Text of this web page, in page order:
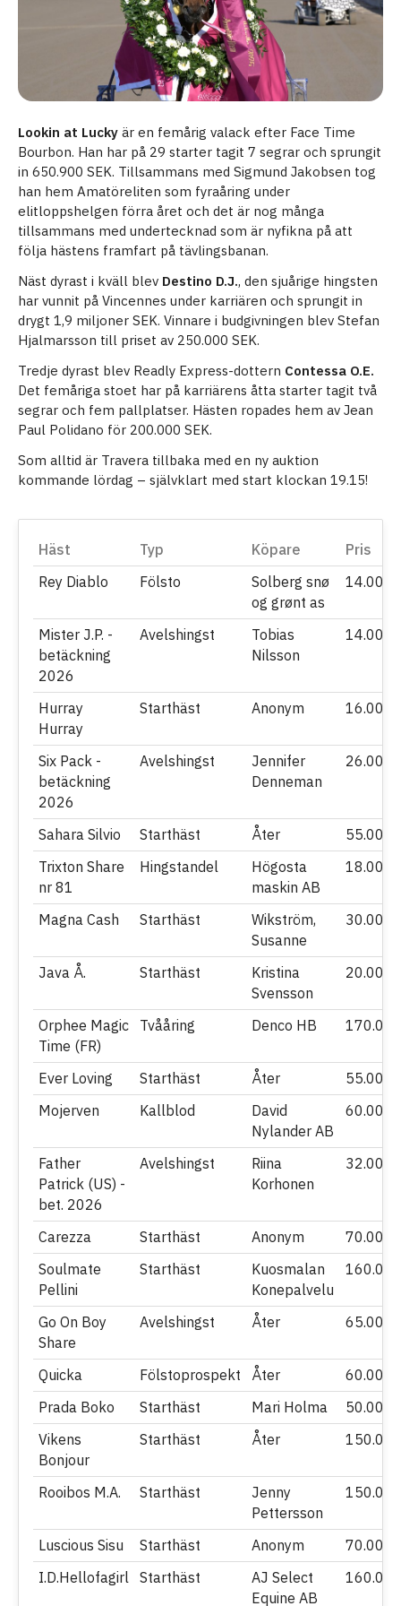
Lookin at Lucky är en femårig valack efter Face Time
Bourbon. Han har på 29 starter tagit 7 segrar och sprungit
in 650.900 SEK. Tillsammans med Sigmund Jakobsen tog
han hem Amatöreliten som fyraåring under
elitloppshelgen förra året och det är nog många
tillsammans med undertecknad som är nyfikna på att
följa hästens framfart på tävlingsbanan.
Näst dyrast i kväll blev Destino D.J., den sjuårige hingsten
har vunnit på Vincennes under karriären och sprungit in
drygt 1,9 miljoner SEK. Vinnare i budgivningen blev Stefan
Hjalmarsson till priset av 250.000 SEK.
Tredje dyrast blev Readly Express-dottern Contessa O.E.
Det femåriga stoet har på karriärens åtta starter tagit två
segrar och fem pallplatser. Hästen ropades hem av Jean
Paul Polidano för 200.000 SEK.
Som alltid är Travera tillbaka med en ny auktion
kommande lördag – självklart med start klockan 19.15!
Häst Typ Köpare
Pris
Rey Diablo
Fölsto
Solberg snø
og grønt as
14.000
Mister J.P. -
betäckning
2026
Avelshingst
Tobias
Nilsson
14.000
Hurray
Hurray
Starthäst Anonym 16.000
Six Pack -
betäckning
2026
Avelshingst
Jennifer
Denneman
26.000
Sahara Silvio Starthäst Åter
55.000
Trixton Share
nr 81
Hingstandel
Högosta
maskin AB
18.000
Magna Cash Starthäst
Wikström,
Susanne
30.000
Java Å. Starthäst
Kristina
Svensson
20.000
Orphee Magic
Time (FR)
Tvååring Denco HB 170.000
Ever Loving Starthäst Åter
55.000
Mojerven
Kallblod
David
Nylander AB
60.000
Father
Patrick (US) -
bet. 2026
Avelshingst
Riina
Korhonen
32.000
Carezza Starthäst Anonym
70.000
Soulmate
Pellini
Starthäst
Kuosmalan
Konepalvelu
160.000
Go On Boy
Share
Avelshingst Åter 65.000
Quicka Fölstoprospekt Åter
60.000
Prada Boko
Starthäst Mari Holma
50.000
Vikens
Bonjour
Starthäst Åter 150.000
Rooibos M.A. Starthäst
Jenny
Pettersson
150.000
Luscious Sisu Starthäst Anonym
70.000
I.D.Hellofagirl
Starthäst
AJ Select
Equine AB
160.000